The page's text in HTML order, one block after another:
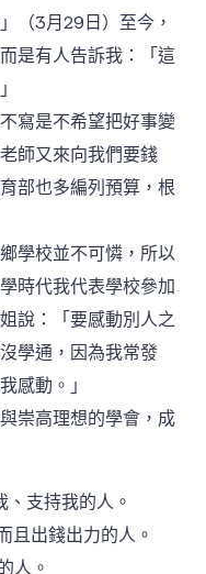
（3月29日）至今，
是有人告訴我：「這
寫是不希望把好事變
師又來向我們要錢
部也多編列預算，根
學校並不可憐，所以
時代我代表學校參加
說：「要感動別人之
學通，因為我常發
感動。」
崇高理想的學會，成
、支持我的人。
且出錢出力的人。
人。